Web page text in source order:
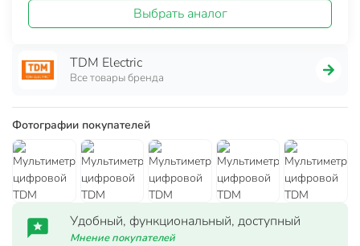
Выбрать аналог
TDM Electric
Все товары бренда
Фотографии покупателей
Удобный, функциональный, доступный
Мнение покупателей